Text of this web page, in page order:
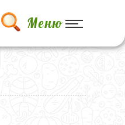
Меню